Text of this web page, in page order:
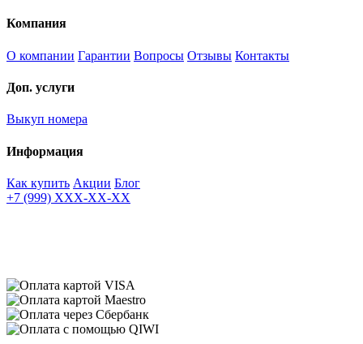
Компания
О компании Гарантии Вопросы Отзывы Контакты
Доп. услуги
Выкуп номера
Информация
Как купить Акции Блог
+7 (999) XXX-XX-XX